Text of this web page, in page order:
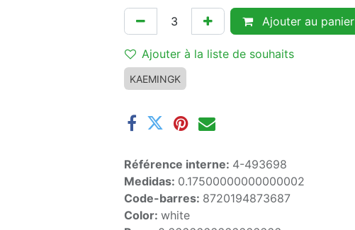
Ajouter au panier
Ajouter à la liste de souhaits
KAEMINGK
Référence interne: 4-493698
Medidas: 0.17500000000000002
Code-barres: 8720194873687
Color: white